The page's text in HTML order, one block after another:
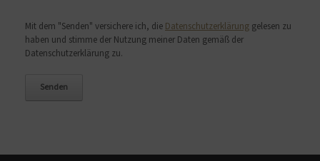
Mit dem "Senden" versichere ich, die Datenschutzerklärung gelesen zu
haben und stimme der Nutzung meiner Daten gemäß der
Datenschutzerklärung zu.